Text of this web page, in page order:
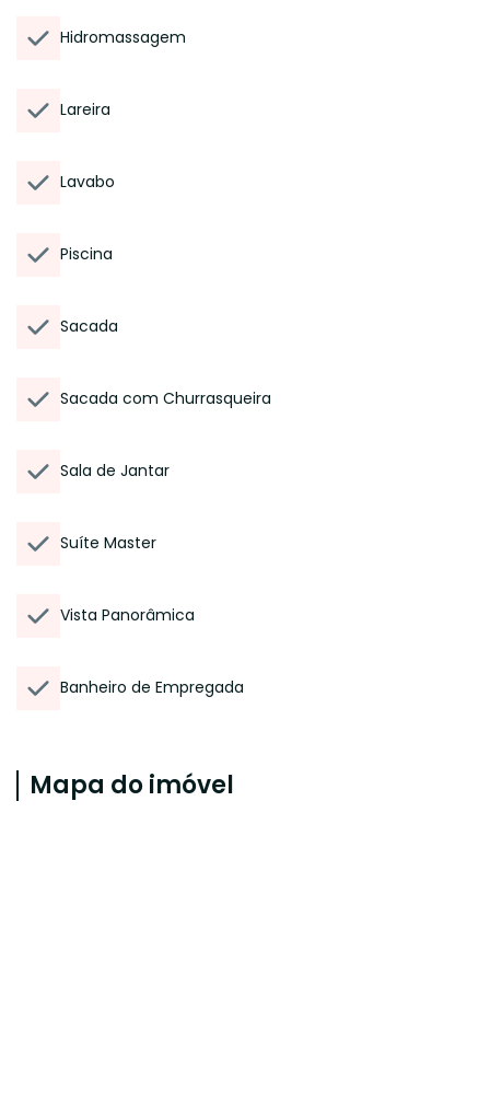
Hidromassagem
Lareira
Lavabo
Piscina
Sacada
Sacada com Churrasqueira
Sala de Jantar
Suíte Master
Vista Panorâmica
Banheiro de Empregada
Mapa do imóvel